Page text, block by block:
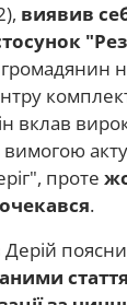
виявив
вклав
вимогою
проте
.